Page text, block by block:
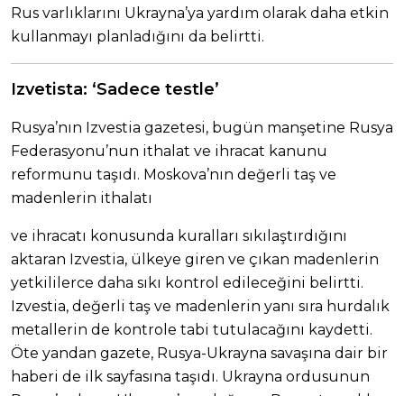
Rus varlıklarını Ukrayna’ya yardım olarak daha etkin
kullanmayı planladığını da belirtti.
Izvetista: ‘Sadece testle’
Rusya’nın Izvestia gazetesi, bugün manşetine Rusya
Federasyonu’nun ithalat ve ihracat kanunu
reformunu taşıdı. Moskova’nın değerli taş ve
madenlerin ithalatı
ve ihracatı konusunda kuralları sıkılaştırdığını
aktaran Izvestia, ülkeye giren ve çıkan madenlerin
yetkililerce daha sıkı kontrol edileceğini belirtti.
Izvestia, değerli taş ve madenlerin yanı sıra hurdalık
metallerin de kontrole tabi tutulacağını kaydetti.
Öte yandan gazete, Rusya-Ukrayna savaşına dair bir
haberi de ilk sayfasına taşıdı. Ukrayna ordusunun